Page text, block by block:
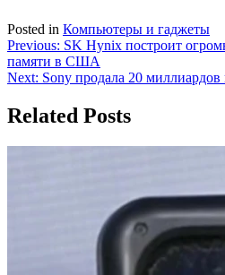
Posted in Компьютеры и гаджеты
Навигация
по
Previous: SK Hynix построит
памяти в США
Next: Sony продала 20
Related Posts